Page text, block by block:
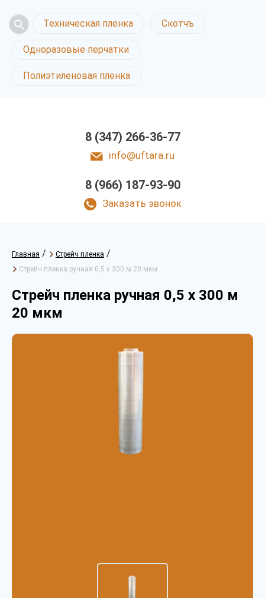
Техническая пленка Скотчъ
Одноразовые перчатки
Полиэтиленовая пленка
8 (347) 266-36-77
info@uftara.ru
8 (966) 187-93-90
Заказать звонок
Главная / Стрейч пленка /
Стрейч пленка ручная 0,5 х 300 м 20 мкм
Стрейч пленка ручная 0,5 х 300 м
20 мкм